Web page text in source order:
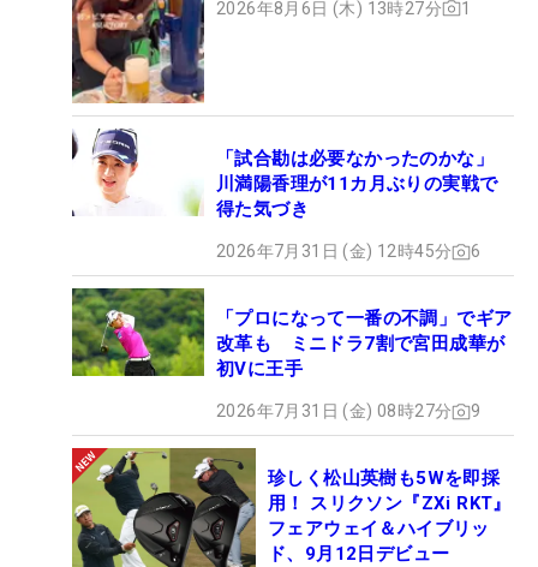
2026年8月6日 (木) 13時27分 1
「試合勘は必要なかったのかな」
川満陽香理が11カ月ぶりの実戦で
得た気づき
2026年7月31日 (金) 12時45分 6
「プロになって一番の不調」でギア
改革も ミニドラ7割で宮田成華が
初Vに王手
2026年7月31日 (金) 08時27分 9
珍しく松山英樹も5Wを即採
用！ スリクソン『ZXi RKT』
フェアウェイ＆ハイブリッ
ド、9月12日デビュー